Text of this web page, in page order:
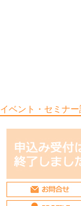
イベント・セミナ